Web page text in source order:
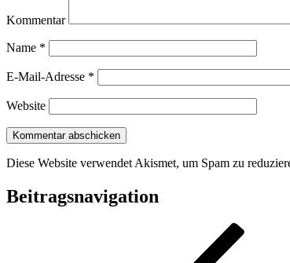
Kommentar
Name *
E-Mail-Adresse *
Website
Diese Website verwendet Akismet, um Spam zu
Beitragsnavigation